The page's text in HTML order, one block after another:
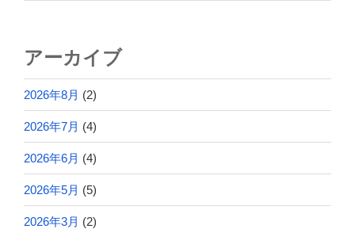
アーカイブ
2026年8月 (2)
2026年7月 (4)
2026年6月 (4)
2026年5月 (5)
2026年3月 (2)